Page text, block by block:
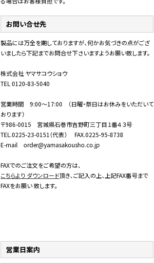
お問い合せ先
製品には万全を期しておりますが、何かお気づきの点がござ
いましたら下記までお問合せ下さいますようお願い致します。
株式会社 ヤマサコウショウ
TEL 0120-83-5040
営業時間 9:00～17:00 （日曜・祭日はお休みをいただいて
おります）
〒986-0015 宮城県石巻市吉野町三丁目１番４３号
TEL.0225-23-0151（代表） FAX.0225-95-8738
E-mail order@yamasakousho.co.jp
FAXでのご注文をご希望の方は、
こちらより ダウンロード頂き、ご記入の上、上記FAX番号まで
FAXをお願い 致します。
営業日案内